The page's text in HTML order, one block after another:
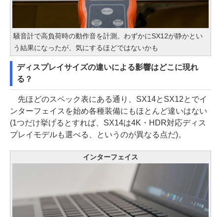
騒音計で高負荷時の動作音を計測。わずかにSX12が静かとい
う結果になったが、気にするほどではないかも
ディスプレイサイズの違いによる影響はどこに現れ
る？
先ほどのスペック表にある通り、SX14とSX12とでイ
ンターフェイスを始め各種装備にもほとんど違いはない
(1つだけ挙げるとすれば、SX14は4K・HDR対応ディス
プレイモデルも選べる、というのが異なる点だ)。
インターフェイス